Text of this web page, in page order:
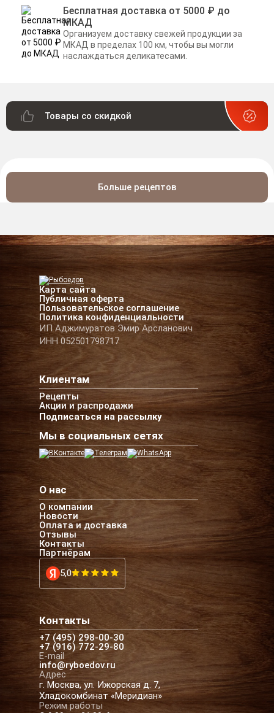
Бесплатная доставка от 5000 ₽ до
МКАД
Организуем доставку свежей продукции за
МКАД в пределах 100 км, чтобы вы могли
наслаждаться деликатесами.
Товары со скидкой
Больше рецептов
Карта сайта
Публичная оферта
Пользовательское соглашение
Политика конфиденциальности
ИП Аджимуратов Эмир Арсланович
ИНН 052501798717
Клиентам
Рецепты
Акции и распродажи
Подписаться на рассылку
Мы в социальных сетях
О нас
О компании
Новости
Оплата и доставка
Отзывы
Контакты
Партнёрам
5,0
Контакты
+7 (495) 298-00-30
+7 (916) 772-29-80
E-mail
info@ryboedov.ru
Адрес
г. Москва, ул. Ижорская д. 7,
Хладокомбинат «Меридиан»
Режим работы